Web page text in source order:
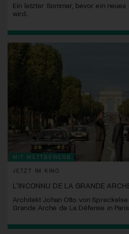
Ein letzter Sommer, bevor ein
wird.
MIT WETTBEWERB
JETZT IM KINO
L'INCONNU DE LA GRANDE
Architekt Johan Otto von
Grande Arche de La Défense in